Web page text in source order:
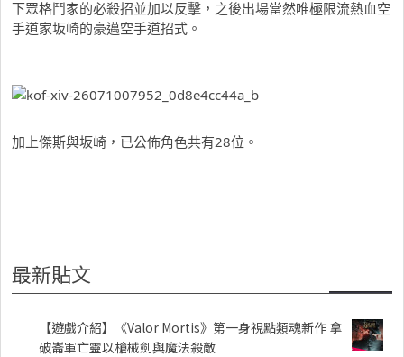
下眾格鬥家的必殺招並加以反擊，之後出場當然唯極限流熱血空
手道家坂崎的豪邁空手道招式。
加上傑斯與坂崎，已公佈角色共有28位。
最新貼文
【遊戲介紹】《Valor Mortis》第一身視點類魂新作 拿
破崙軍亡靈以槍械劍與魔法殺敵